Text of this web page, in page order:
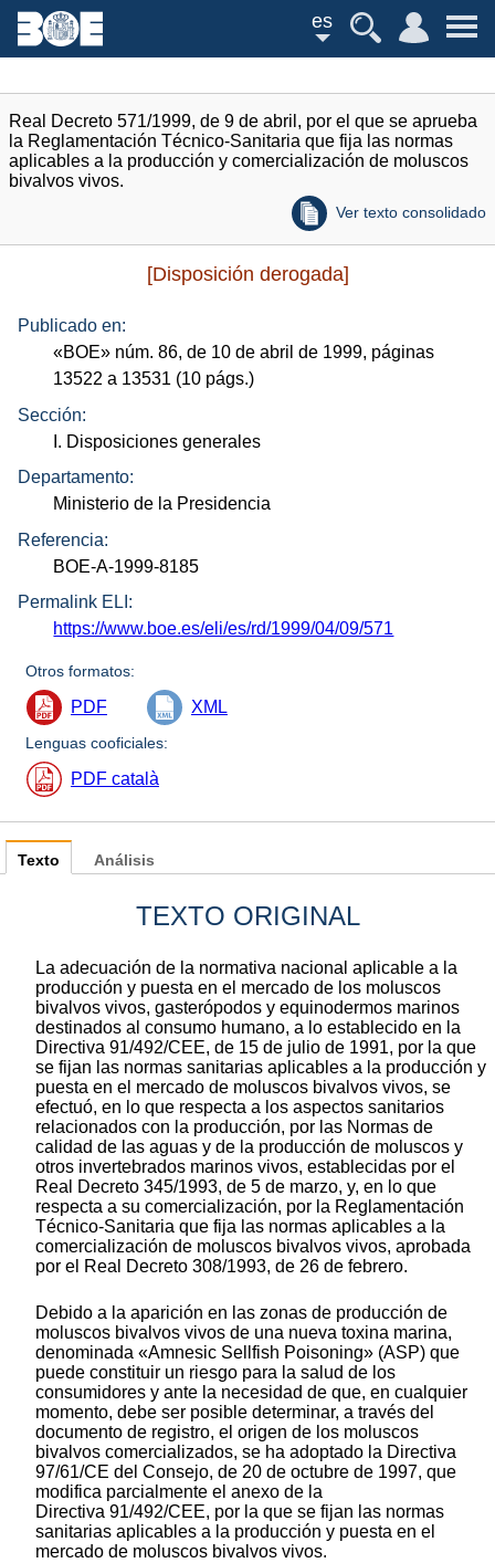
es
Real Decreto 571/1999, de 9 de abril, por el que se aprueba
la Reglamentación Técnico-Sanitaria que fija las normas
aplicables a la producción y comercialización de moluscos
bivalvos vivos.
Ver texto consolidado
[Disposición derogada]
Publicado en:
«BOE» núm. 86, de 10 de abril de 1999, páginas
13522 a 13531 (10 págs.)
Sección:
I. Disposiciones generales
Departamento:
Ministerio de la Presidencia
Referencia:
BOE-A-1999-8185
Permalink ELI:
https://www.boe.es/eli/es/rd/1999/04/09/571
Otros formatos:
PDF XML
Lenguas cooficiales:
PDF català
Texto
TEXTO ORIGINAL
La adecuación de la normativa nacional aplicable a la
producción y puesta en el mercado de los moluscos
bivalvos vivos, gasterópodos y equinodermos marinos
destinados al consumo humano, a lo establecido en la
Directiva 91/492/CEE, de 15 de julio de 1991, por la que
se fijan las normas sanitarias aplicables a la producción y
puesta en el mercado de moluscos bivalvos vivos, se
efectuó, en lo que respecta a los aspectos sanitarios
relacionados con la producción, por las Normas de
calidad de las aguas y de la producción de moluscos y
otros invertebrados marinos vivos, establecidas por el
Real Decreto 345/1993, de 5 de marzo, y, en lo que
respecta a su comercialización, por la Reglamentación
Técnico-Sanitaria que fija las normas aplicables a la
comercialización de moluscos bivalvos vivos, aprobada
por el Real Decreto 308/1993, de 26 de febrero.
Debido a la aparición en las zonas de producción de
moluscos bivalvos vivos de una nueva toxina marina,
denominada «Amnesic Sellfish Poisoning» (ASP) que
puede constituir un riesgo para la salud de los
consumidores y ante la necesidad de que, en cualquier
momento, debe ser posible determinar, a través del
documento de registro, el origen de los moluscos
bivalvos comercializados, se ha adoptado la Directiva
97/61/CE del Consejo, de 20 de octubre de 1997, que
modifica parcialmente el anexo de la
Directiva 91/492/CEE, por la que se fijan las normas
sanitarias aplicables a la producción y puesta en el
mercado de moluscos bivalvos vivos.
Análisis